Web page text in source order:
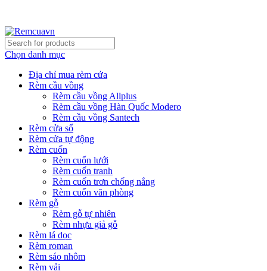
Chọn danh mục
Địa chỉ mua rèm cửa
Rèm cầu vồng
Rèm cầu vồng Allplus
Rèm cầu vồng Hàn Quốc Modero
Rèm cầu vồng Santech
Rèm cửa sổ
Rèm cửa tự động
Rèm cuốn
Rèm cuốn lưới
Rèm cuốn tranh
Rèm cuốn trơn chống nắng
Rèm cuốn văn phòng
Rèm gỗ
Rèm gỗ tự nhiên
Rèm nhựa giả gỗ
Rèm lá dọc
Rèm roman
Rèm sáo nhôm
Rèm vải